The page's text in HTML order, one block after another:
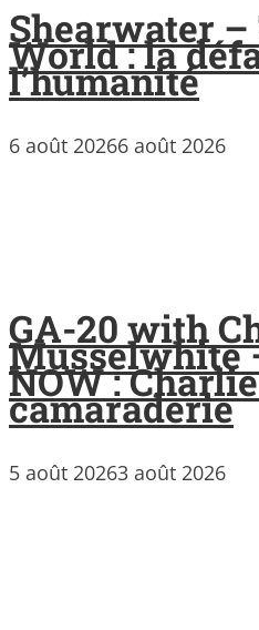
Shearwater
World : la
l’humanité
6 août 20266 août 2026
GA-20 with
Musselwhite
NOW :
camaraderie
5 août 20263 août 2026